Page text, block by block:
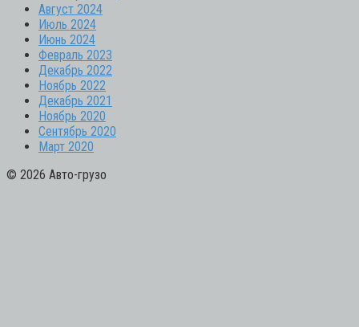
Август 2024
Июль 2024
Июнь 2024
Февраль 2023
Декабрь 2022
Ноябрь 2022
Декабрь 2021
Ноябрь 2020
Сентябрь 2020
Март 2020
© 2026 Авто-грузо